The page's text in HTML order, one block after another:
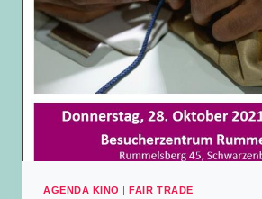
AGENDA KINO |FAIR TRADE